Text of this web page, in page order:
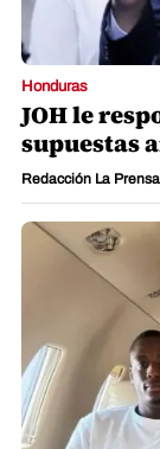
Honduras
JOH le
supuestas
Redacción La Prensa